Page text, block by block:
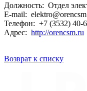
Должность: Отдел
E-mail:
Телефон: +7 (3532) 40-
Адрес: http://orencsm.ru
Возврат к списку